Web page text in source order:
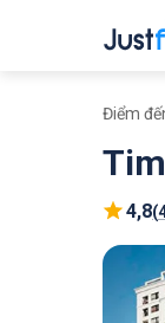
Điểm
4,8(